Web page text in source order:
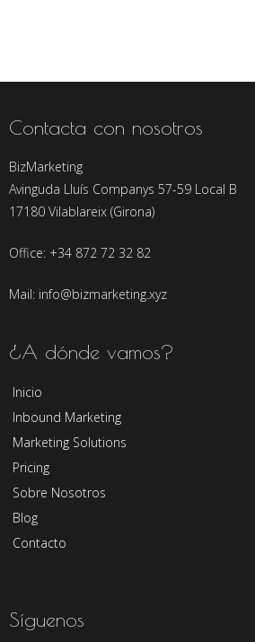
Contacta con nosotros
BizMarketing
Avinguda Lluís Companys 57-59 Local B
17180 Vilablareix (Girona)
Office: +34 872 72 32 82
Mail: info@bizmarketing.xyz
¿A dónde vamos?
Inicio
Inbound Marketing
Marketing Solutions
Pricing
Sobre Nosotros
Blog
Contacto
Síguenos